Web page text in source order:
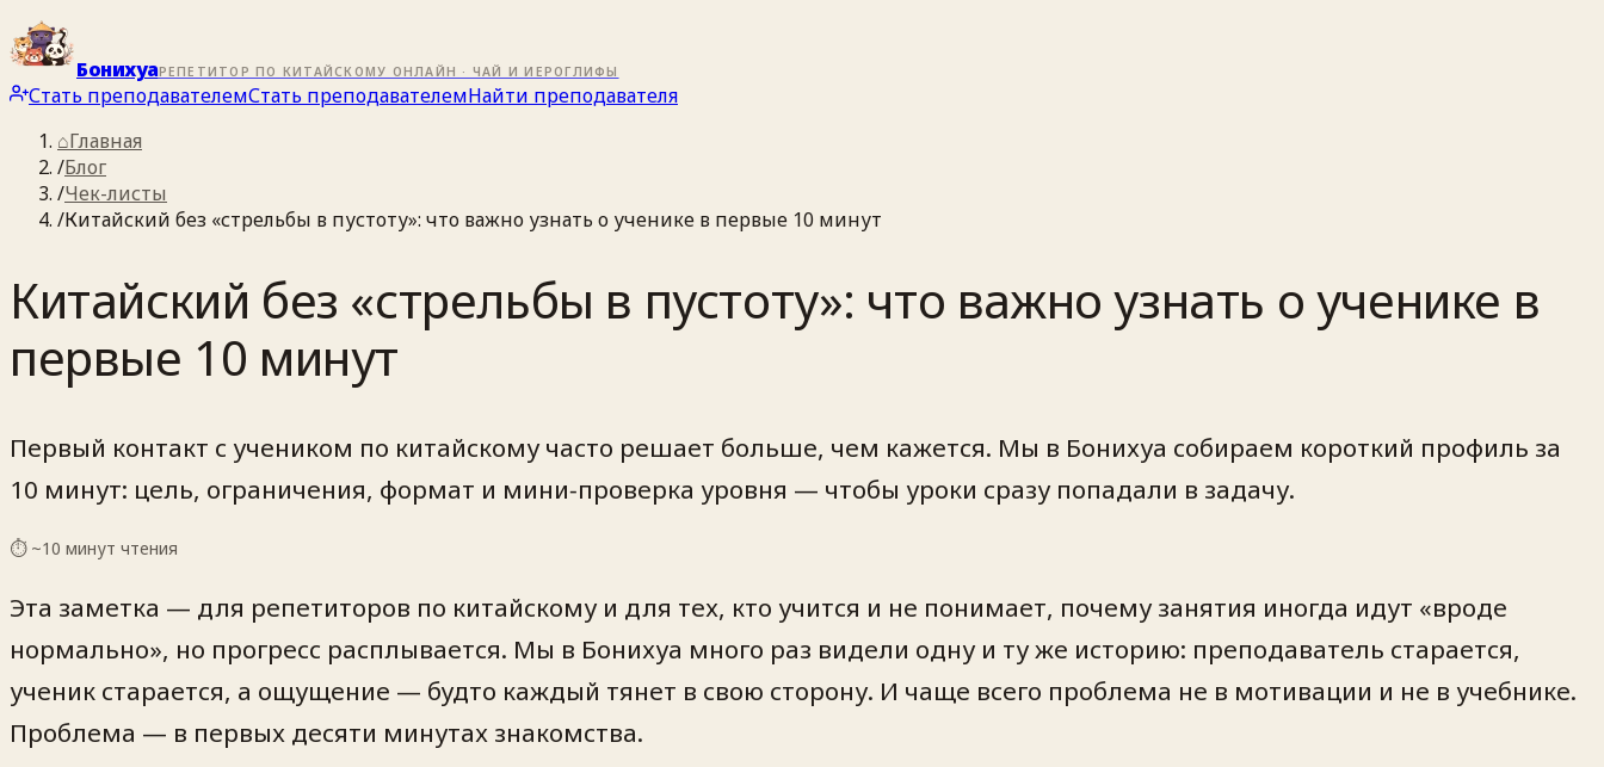
БонихуаРЕПЕТИТОР ПО КИТАЙСКОМУ ОНЛАЙН · ЧАЙ И ИЕРОГЛИФЫ
Стать преподавателемСтать преподавателемНайти преподавателя
⌂Главная
/Блог
/Чек-листы
/Китайский без «стрельбы в пустоту»: что важно узнать о ученике в первые 10 минут
Китайский без «стрельбы в пустоту»: что важно узнать о ученике в
первые 10 минут
Первый контакт с учеником по китайскому часто решает больше, чем кажется. Мы в Бонихуа собираем короткий профиль за
10 минут: цель, ограничения, формат и мини‑проверка уровня — чтобы уроки сразу попадали в задачу.
⏱ ~10 минут чтения
Эта заметка — для репетиторов по китайскому и для тех, кто учится и не понимает, почему занятия иногда идут «вроде
нормально», но прогресс расплывается. Мы в Бонихуа много раз видели одну и ту же историю: преподаватель старается,
ученик старается, а ощущение — будто каждый тянет в свою сторону. И чаще всего проблема не в мотивации и не в учебнике.
Проблема — в первых десяти минутах знакомства.